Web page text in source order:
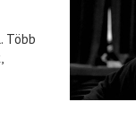
Több